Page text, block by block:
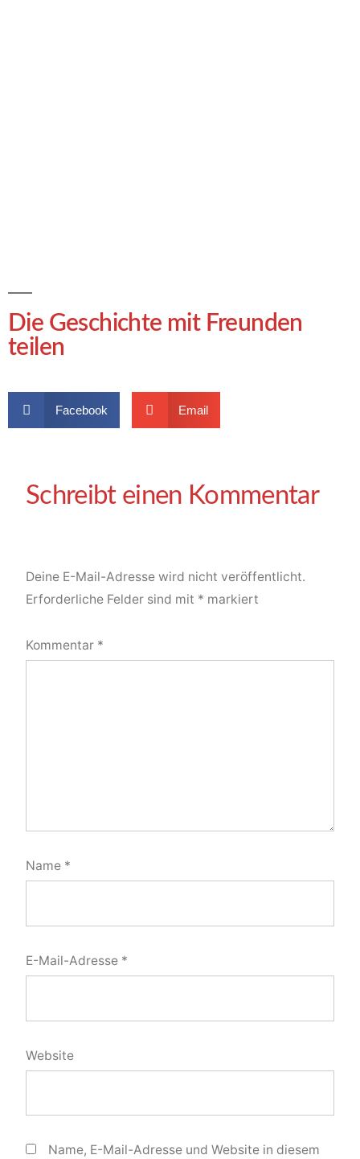
Die Geschichte mit Freunden
teilen
Facebook Email
Deine E-Mail-Adresse wird nicht veröffentlicht.
Erforderliche Felder sind mit * markiert
Kommentar *
Name *
E-Mail-Adresse *
Website
Name, E-Mail-Adresse und Website in diesem